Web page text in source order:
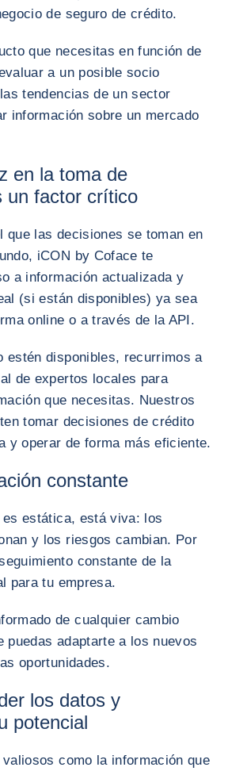
de seguro de crédito.
que necesitas en función de
a un posible socio
tendencias de un sector
información sobre un mercado
en la toma de
un factor crítico
que las decisiones se toman en
iCON by Coface te
a información actualizada y
(si están disponibles) ya sea
online o a través de la API.
estén disponibles, recurrimos a
de expertos locales para
que necesitas. Nuestros
tomar decisiones de crédito
y operar de forma más eficiente.
constante
es estática, está viva: los
y los riesgos cambian. Por
constante de la
para tu empresa.
de cualquier cambio
puedas adaptarte a los nuevos
oportunidades.
los datos y
potencial
como la información que